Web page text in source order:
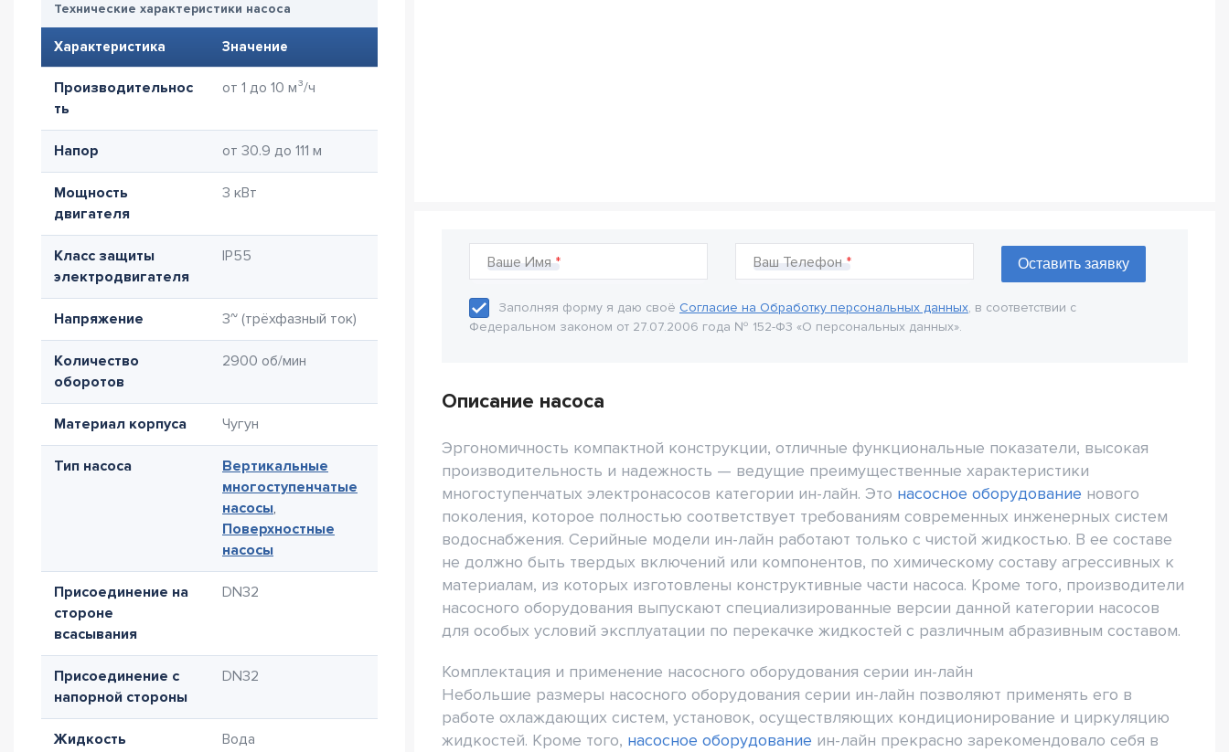
Технические характеристики насоса
Характеристика Значение
Производительнос
ть
от 1 до 10 м³/ч
Напор от 30.9 до 111 м
Мощность
двигателя
3 кВт
Класс защиты
электродвигателя
IP55
Напряжение 3~ (трёхфазный ток)
Количество
оборотов
2900 об/мин
Материал корпуса Чугун
Тип насоса
Вертикальные
многоступенчатые
насосы,
Поверхностные
насосы
Присоединение на
стороне
всасывания
DN32
Присоединение с
напорной стороны
DN32
Жидкость Вода
Ваше Имя Ваш Телефон
Заполняя форму я даю своё Согласие на Обработку персональных данных, в соответствии с
Федеральном законом от 27.07.2006 года № 152-Ф3 «О персональных данных».
Описание насоса
Эргономичность компактной конструкции, отличные функциональные показатели, высокая
производительность и надежность — ведущие преимущественные характеристики
многоступенчатых электронасосов категории ин-лайн. Это насосное оборудование нового
поколения, которое полностью соответствует требованиям современных инженерных систем
водоснабжения. Серийные модели ин-лайн работают только с чистой жидкостью. В ее составе
не должно быть твердых включений или компонентов, по химическому составу агрессивных к
материалам, из которых изготовлены конструктивные части насоса. Кроме того, производители
насосного оборудования выпускают специализированные версии данной категории насосов
для особых условий эксплуатации по перекачке жидкостей с различным абразивным составом.
Комплектация и применение насосного оборудования серии ин-лайн
Небольшие размеры насосного оборудования серии ин-лайн позволяют применять его в
работе охлаждающих систем, установок, осуществляющих кондиционирование и циркуляцию
жидкостей. Кроме того, насосное оборудование ин-лайн прекрасно зарекомендовало себя в